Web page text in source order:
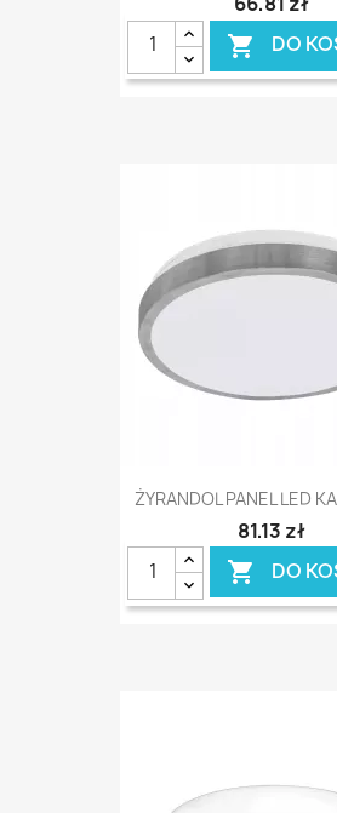
 DO
ŻYRANDOL PANEL LED
81,13 zł
 DO